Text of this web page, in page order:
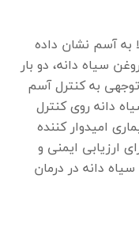
مبتلا به آسم نشان داده
روغن سیاه دانه، دو بار
به کنترل آسم
دانه روی کنترل
امیدوار کننده
ارزیابی ایمنی و
دانه در درمان